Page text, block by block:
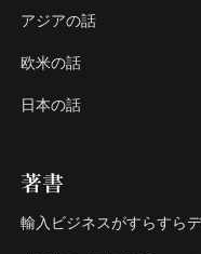
アジアの話
欧米の話
日本の話
著書
輸入ビジネスがすらすら